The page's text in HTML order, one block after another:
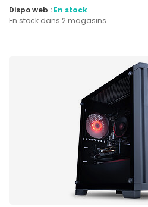
Dispo web : En stock
En stock dans 2 magasins